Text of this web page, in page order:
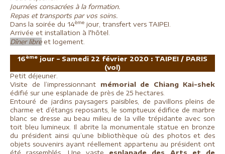
Journées consacrées à la formation.
Repas et transports par vos soins.
Dans la soirée du 14ème jour, transfert vers TAIPEI.
Arrivée et installation à l'hôtel.
Dîner libre et logement.
16ème jour – Samedi 22 février 2020 : TAIPEI / PARIS
(vol)
Petit déjeuner.
Visite de l’impressionnant mémorial de Chiang Kai-shek
édifié sur une esplanade de près de 25 hectares.
Entouré de jardins paysagers paisibles, de pavillons pleins de
charme et d’étangs reposants, le somptueux édifice de marbre
blanc se dresse au beau milieu de la ville trépidante avec son
toit bleu lumineux. Il abrite la monumentale statue en bronze
du président ainsi qu’une bibliothèque où des photos et des
objets souvenirs ayant réellement appartenu au président ont
été rassemblés. Une vaste esplanade des Arts et de